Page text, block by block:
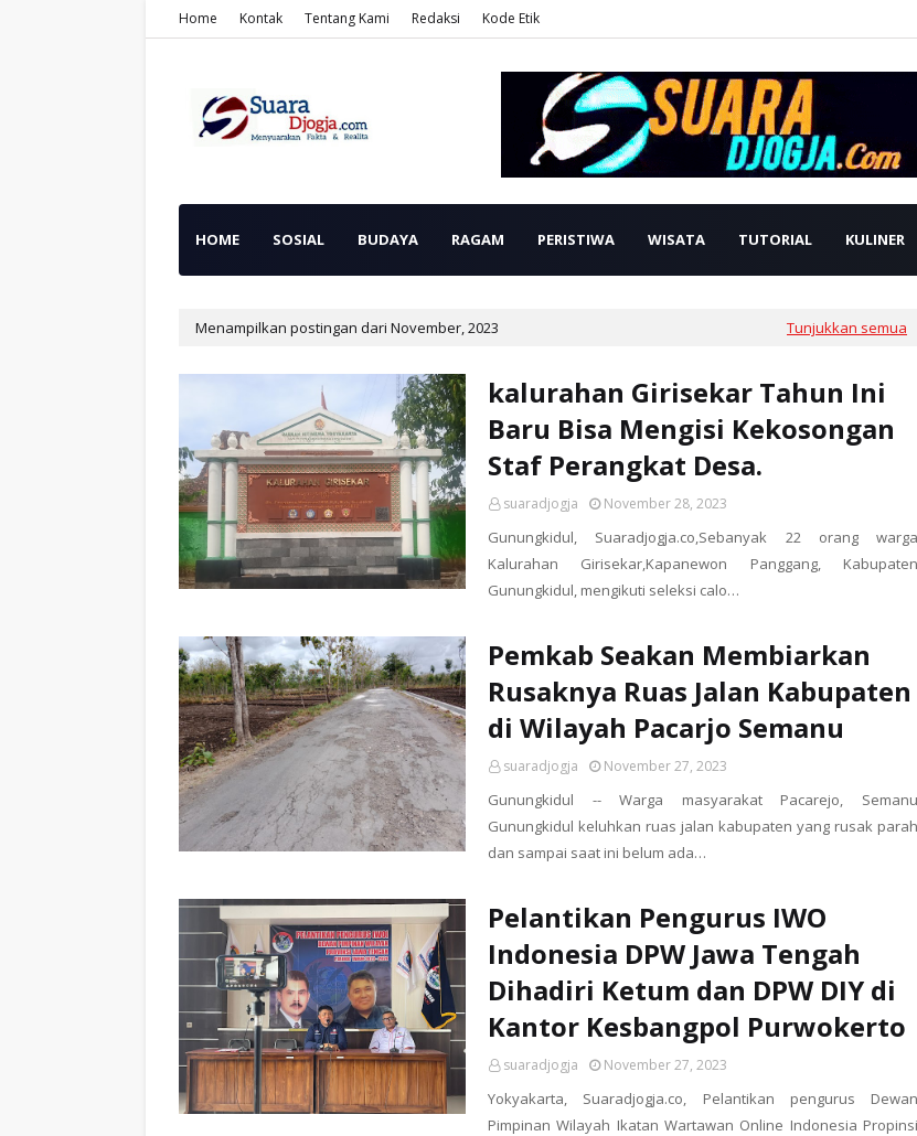
Home Kontak Tentang Kami Redaksi Kode Etik
HOME SOSIAL BUDAYA RAGAM PERISTIWA WISATA TUTORIAL KULINER
Menampilkan postingan dari November, 2023 Tunjukkan semua
kalurahan Girisekar Tahun Ini
Baru Bisa Mengisi Kekosongan
Staf Perangkat Desa.
suaradjogja November 28, 2023
Gunungkidul, Suaradjogja.co,Sebanyak 22 orang warga
Kalurahan Girisekar,Kapanewon Panggang, Kabupaten
Gunungkidul, mengikuti seleksi calo…
Pemkab Seakan Membiarkan
Rusaknya Ruas Jalan Kabupaten
di Wilayah Pacarjo Semanu
suaradjogja November 27, 2023
Gunungkidul -- Warga masyarakat Pacarejo, Semanu
Gunungkidul keluhkan ruas jalan kabupaten yang rusak parah
dan sampai saat ini belum ada…
Pelantikan Pengurus IWO
Indonesia DPW Jawa Tengah
Dihadiri Ketum dan DPW DIY di
Kantor Kesbangpol Purwokerto
suaradjogja November 27, 2023
Yokyakarta, Suaradjogja.co, Pelantikan pengurus Dewan
Pimpinan Wilayah Ikatan Wartawan Online Indonesia Propinsi